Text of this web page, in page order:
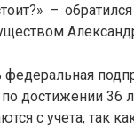
–
федеральная
достижении 36
с учета, так